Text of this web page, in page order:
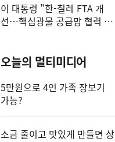
이 대통령 "한-칠레 FTA 개
선…핵심광물 공급망 협력 더
오늘의 멀티미디어
5만원으로 4인 가족 장보기
가능?
소금 줄이고 맛있게 만들면 상